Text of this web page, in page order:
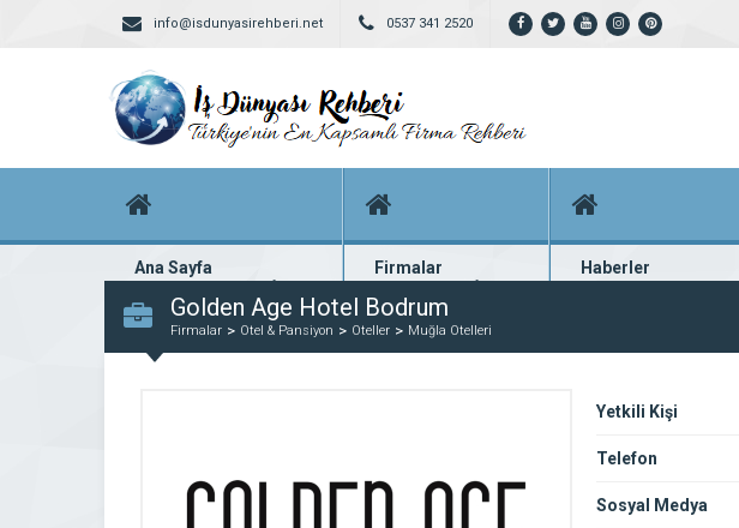
info@isdunyasirehberi.net 0537 341 2520
Ana Sayfa
Firma rehberi ana sayfanız
Firmalar
Yüzlerce kayıtlı firma
Haberler
En güncel haberler
Golden Age Hotel Bodrum
Firmalar Otel & Pansiyon Oteller Muğla Otelleri
Yetkili Kişi
Telefon
Sosyal Medya